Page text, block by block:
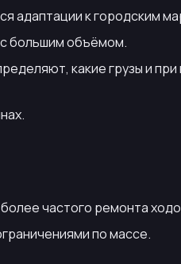
адаптации к городским
с большим объёмом.
какие грузы и при
частого ремонта
по массе.